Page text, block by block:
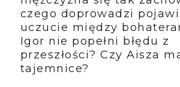
czego doprowadzi
uczucie między
Igor nie popełni błędu z
przeszłości? Czy Aisza
tajemnice?